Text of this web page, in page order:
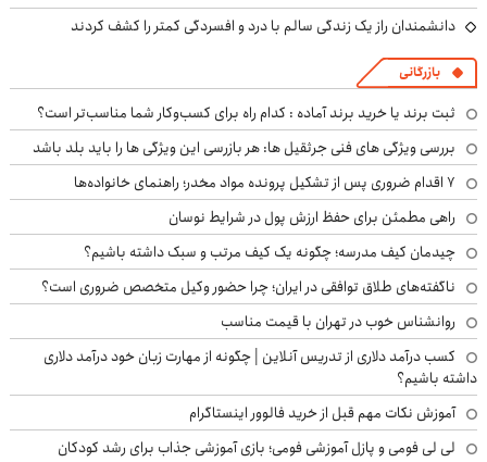
دانشمندان راز یک زندگی سالم با درد و افسردگی کمتر را کشف کردند
بازرگانی
ثبت برند یا خرید برند آماده : کدام راه برای کسب‌وکار شما مناسب‌تر است؟
بررسی ویژگی های فنی جرثقیل ها: هر بازرسی این ویژگی ها را باید بلد باشد
۷ اقدام ضروری پس از تشکیل پرونده مواد مخدر؛ راهنمای خانواده‌ها
راهی مطمئن برای حفظ ارزش پول در شرایط نوسان
چیدمان کیف مدرسه؛ چگونه یک کیف مرتب و سبک داشته باشیم؟
ناگفته‌های طلاق توافقی در ایران؛ چرا حضور وکیل متخصص ضروری است؟
روانشناس خوب در تهران با قیمت مناسب
کسب درآمد دلاری از تدریس آنلاین | چگونه از مهارت زبان خود درآمد دلاری
داشته باشیم؟
آموزش نکات مهم قبل از خرید فالوور اینستاگرام
لی لی فومی و پازل آموزشی فومی؛ بازی آموزشی جذاب برای رشد کودکان